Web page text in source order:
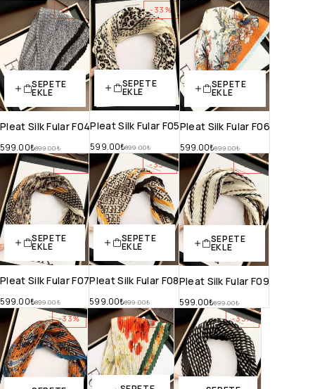
-33%
SEPETE
EKLE
Pleat Silk Fular F04
899.00₺
599.00₺
-33%
SEPETE
EKLE
Pleat Silk Fular F05
899.00₺
599.00₺
-33%
SEPETE
EKLE
Pleat Silk Fular F06
899.00₺
599.00₺
-33%
SEPETE
EKLE
Pleat Silk Fular F07
899.00₺
599.00₺
-33%
SEPETE
EKLE
Pleat Silk Fular F08
899.00₺
599.00₺
-33%
SEPETE
EKLE
Pleat Silk Fular F09
899.00₺
599.00₺
-33% -33% -33%